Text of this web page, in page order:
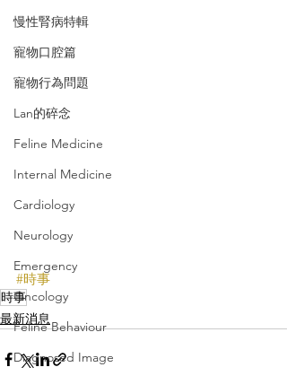
慢性腎病特輯
寵物口腔篇
寵物行為問題
Lan的碎念
Feline Medicine
Internal Medicine
Cardiology
Neurology
Emergency
Oncology
Feline Behaviour
Diagnosed Image
#時事
時事
最新消息